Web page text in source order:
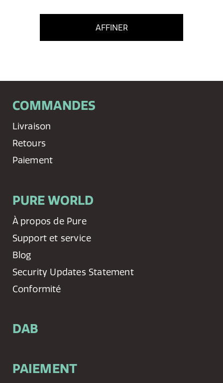
AFFINER
COMMANDES
Livraison
Retours
Paiement
PURE WORLD
À propos de Pure
Support et service
Blog
Security Updates Statement
Conformité
DAB
PAIEMENT